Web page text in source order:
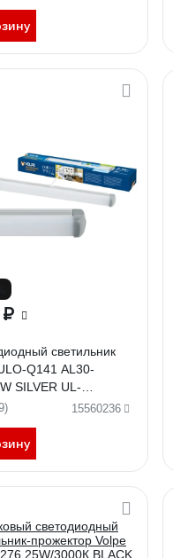
светильник
Q141 AL30-
SILVER UL-
15560236